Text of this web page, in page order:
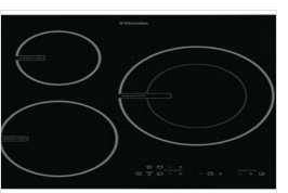
Đây là dòngbếp từ đơncó công
bề mặt bếp bằng kính Ceramic
Giá tham khảo: 2.080.000 đồng.
3. Bếp từ Electrolux ETD42SKA